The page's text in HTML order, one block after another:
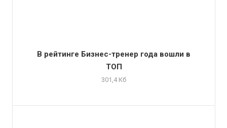
В рейтинге Бизнес-тренер года вошли в
ТОП
301,4 Кб